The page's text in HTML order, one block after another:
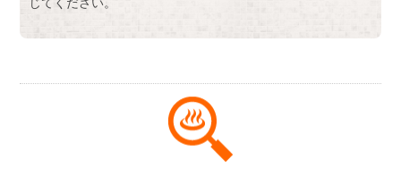
じてください。